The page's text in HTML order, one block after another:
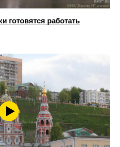
готовятся работать